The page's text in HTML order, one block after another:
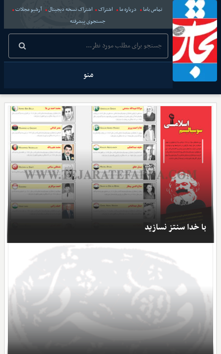
تماس باما درباره ما اشتراک اشتراک نسخه دیجیتال
آرشیو مجلات
جستجوی پیشرفته
منو
با خدا سنتز نسازید